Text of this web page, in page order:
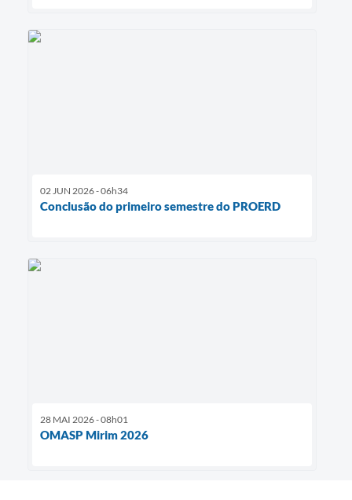
02 JUN 2026 - 06h34
Conclusão do primeiro semestre do PROERD
28 MAI 2026 - 08h01
OMASP Mirim 2026